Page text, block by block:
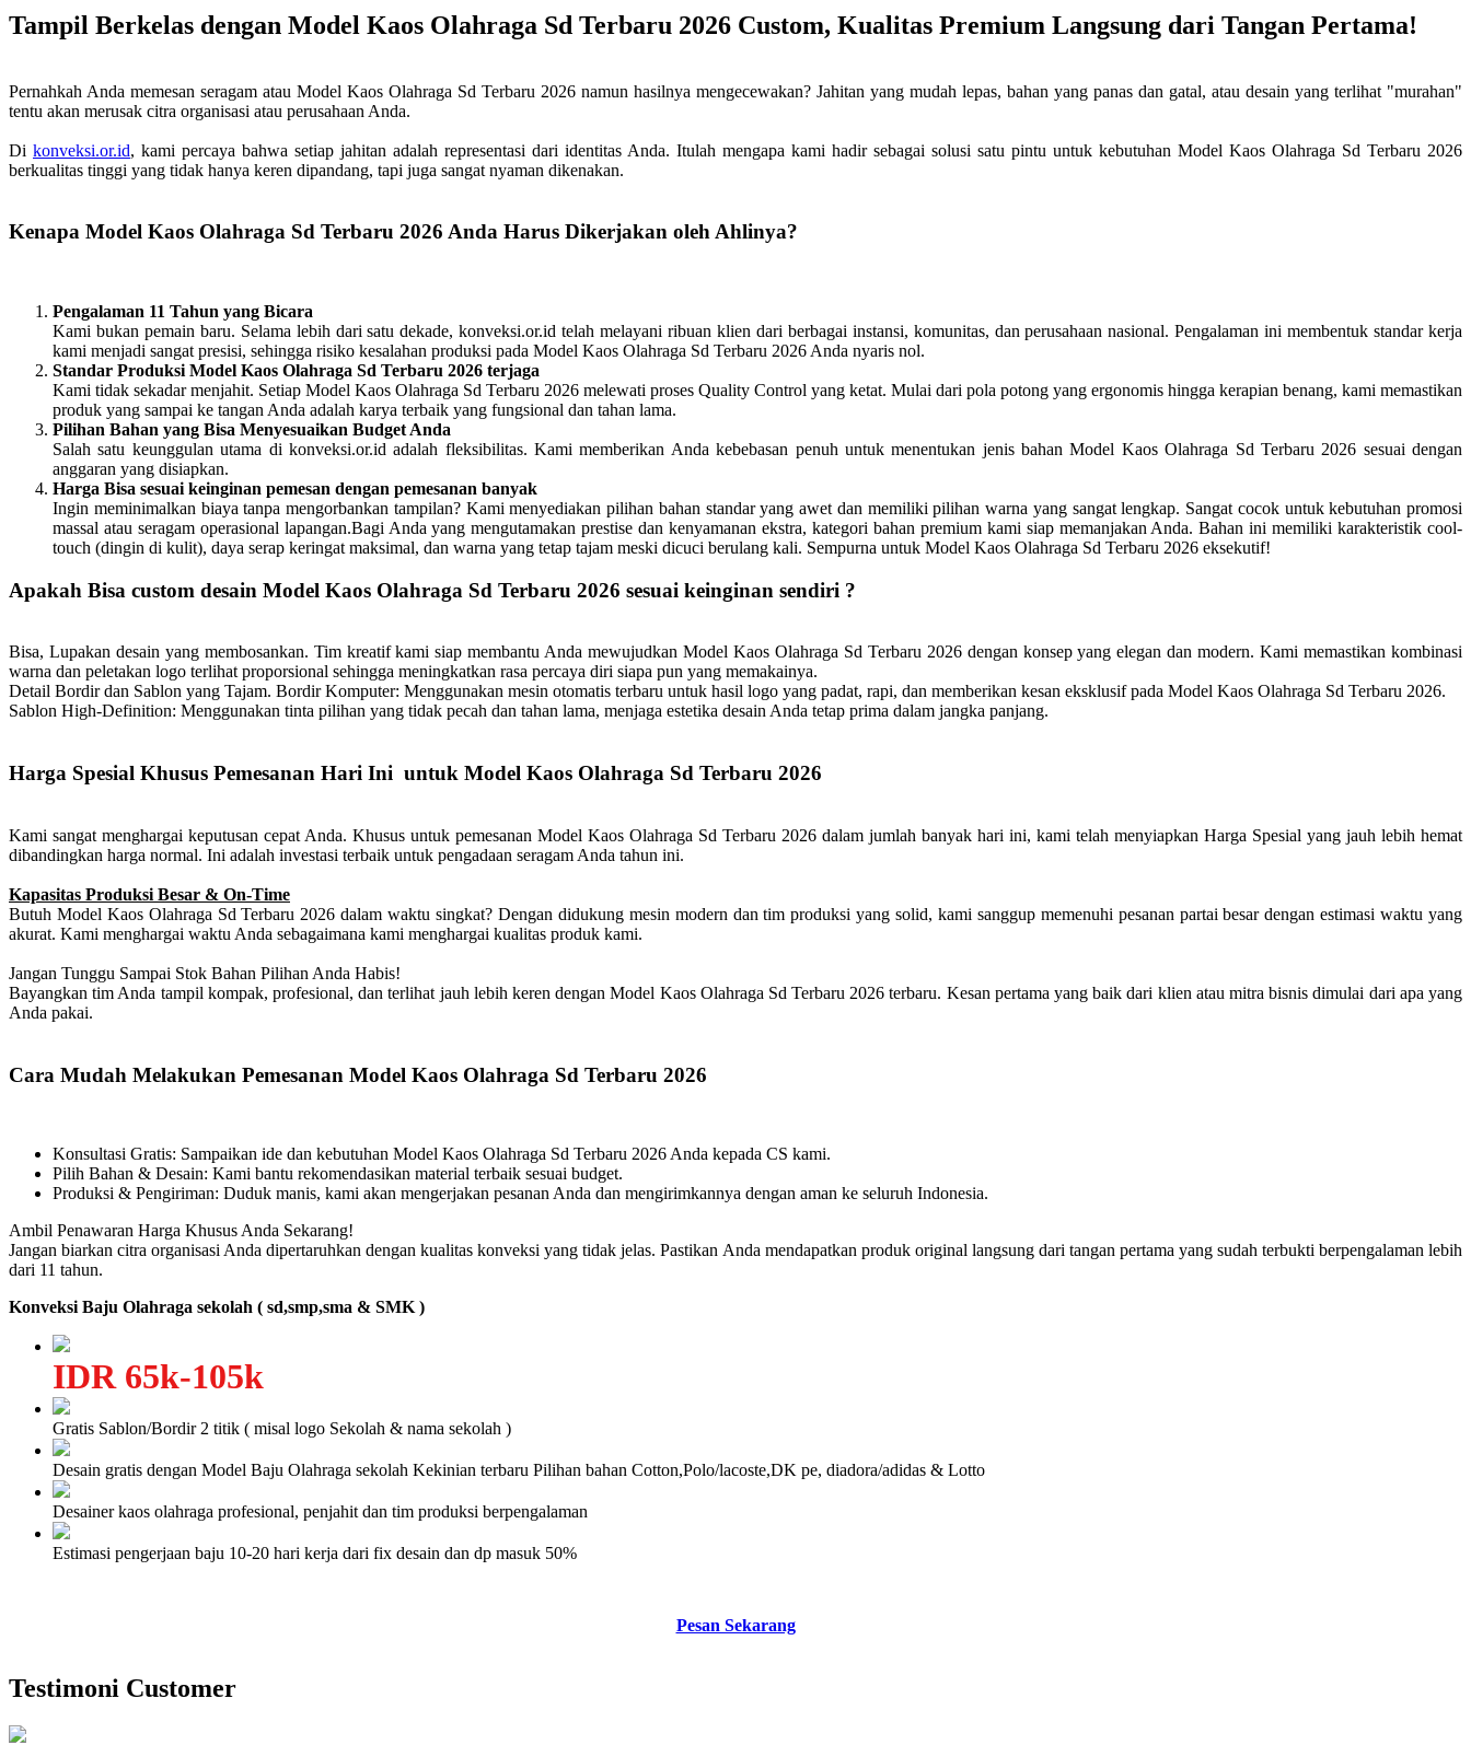
Tampil Berkelas dengan Model Kaos Olahraga Sd Terbaru 2026 Custom, Kualitas Premium Langsung dari Tangan Pertama!
Pernahkah Anda memesan seragam atau Model Kaos Olahraga Sd Terbaru 2026 namun hasilnya mengecewakan? Jahitan yang mudah lepas, bahan yang panas dan gatal, atau desain yang terlihat "murahan"
tentu akan merusak citra organisasi atau perusahaan Anda.
Di konveksi.or.id, kami percaya bahwa setiap jahitan adalah representasi dari identitas Anda. Itulah mengapa kami hadir sebagai solusi satu pintu untuk kebutuhan Model Kaos Olahraga Sd Terbaru 2026
berkualitas tinggi yang tidak hanya keren dipandang, tapi juga sangat nyaman dikenakan.
Kenapa Model Kaos Olahraga Sd Terbaru 2026 Anda Harus Dikerjakan oleh Ahlinya?
Pengalaman 11 Tahun yang Bicara
Kami bukan pemain baru. Selama lebih dari satu dekade, konveksi.or.id telah melayani ribuan klien dari berbagai instansi, komunitas, dan perusahaan nasional. Pengalaman ini membentuk standar kerja
kami menjadi sangat presisi, sehingga risiko kesalahan produksi pada Model Kaos Olahraga Sd Terbaru 2026 Anda nyaris nol.
Standar Produksi Model Kaos Olahraga Sd Terbaru 2026 terjaga
Kami tidak sekadar menjahit. Setiap Model Kaos Olahraga Sd Terbaru 2026 melewati proses Quality Control yang ketat. Mulai dari pola potong yang ergonomis hingga kerapian benang, kami memastikan
produk yang sampai ke tangan Anda adalah karya terbaik yang fungsional dan tahan lama.
Pilihan Bahan yang Bisa Menyesuaikan Budget Anda
Salah satu keunggulan utama di konveksi.or.id adalah fleksibilitas. Kami memberikan Anda kebebasan penuh untuk menentukan jenis bahan Model Kaos Olahraga Sd Terbaru 2026 sesuai dengan
anggaran yang disiapkan.
Harga Bisa sesuai keinginan pemesan dengan pemesanan banyak
Ingin meminimalkan biaya tanpa mengorbankan tampilan? Kami menyediakan pilihan bahan standar yang awet dan memiliki pilihan warna yang sangat lengkap. Sangat cocok untuk kebutuhan promosi
massal atau seragam operasional lapangan.Bagi Anda yang mengutamakan prestise dan kenyamanan ekstra, kategori bahan premium kami siap memanjakan Anda. Bahan ini memiliki karakteristik cool-
touch (dingin di kulit), daya serap keringat maksimal, dan warna yang tetap tajam meski dicuci berulang kali. Sempurna untuk Model Kaos Olahraga Sd Terbaru 2026 eksekutif!
Apakah Bisa custom desain Model Kaos Olahraga Sd Terbaru 2026 sesuai keinginan sendiri ?
Bisa, Lupakan desain yang membosankan. Tim kreatif kami siap membantu Anda mewujudkan Model Kaos Olahraga Sd Terbaru 2026 dengan konsep yang elegan dan modern. Kami memastikan kombinasi
warna dan peletakan logo terlihat proporsional sehingga meningkatkan rasa percaya diri siapa pun yang memakainya.
Detail Bordir dan Sablon yang Tajam. Bordir Komputer: Menggunakan mesin otomatis terbaru untuk hasil logo yang padat, rapi, dan memberikan kesan eksklusif pada Model Kaos Olahraga Sd Terbaru 2026.
Sablon High-Definition: Menggunakan tinta pilihan yang tidak pecah dan tahan lama, menjaga estetika desain Anda tetap prima dalam jangka panjang.
Harga Spesial Khusus Pemesanan Hari Ini untuk Model Kaos Olahraga Sd Terbaru 2026
Kami sangat menghargai keputusan cepat Anda. Khusus untuk pemesanan Model Kaos Olahraga Sd Terbaru 2026 dalam jumlah banyak hari ini, kami telah menyiapkan Harga Spesial yang jauh lebih hemat
dibandingkan harga normal. Ini adalah investasi terbaik untuk pengadaan seragam Anda tahun ini.
Kapasitas Produksi Besar & On-Time
Butuh Model Kaos Olahraga Sd Terbaru 2026 dalam waktu singkat? Dengan didukung mesin modern dan tim produksi yang solid, kami sanggup memenuhi pesanan partai besar dengan estimasi waktu yang
akurat. Kami menghargai waktu Anda sebagaimana kami menghargai kualitas produk kami.
Jangan Tunggu Sampai Stok Bahan Pilihan Anda Habis!
Bayangkan tim Anda tampil kompak, profesional, dan terlihat jauh lebih keren dengan Model Kaos Olahraga Sd Terbaru 2026 terbaru. Kesan pertama yang baik dari klien atau mitra bisnis dimulai dari apa yang
Anda pakai.
Cara Mudah Melakukan Pemesanan Model Kaos Olahraga Sd Terbaru 2026
Konsultasi Gratis: Sampaikan ide dan kebutuhan Model Kaos Olahraga Sd Terbaru 2026 Anda kepada CS kami.
Pilih Bahan & Desain: Kami bantu rekomendasikan material terbaik sesuai budget.
Produksi & Pengiriman: Duduk manis, kami akan mengerjakan pesanan Anda dan mengirimkannya dengan aman ke seluruh Indonesia.
Ambil Penawaran Harga Khusus Anda Sekarang!
Jangan biarkan citra organisasi Anda dipertaruhkan dengan kualitas konveksi yang tidak jelas. Pastikan Anda mendapatkan produk original langsung dari tangan pertama yang sudah terbukti berpengalaman lebih
dari 11 tahun.
Konveksi Baju Olahraga sekolah ( sd,smp,sma & SMK )
IDR 65k-105k
Gratis Sablon/Bordir 2 titik ( misal logo Sekolah & nama sekolah )
Desain gratis dengan Model Baju Olahraga sekolah Kekinian terbaru Pilihan bahan Cotton,Polo/lacoste,DK pe, diadora/adidas & Lotto
Desainer kaos olahraga profesional, penjahit dan tim produksi berpengalaman
Estimasi pengerjaan baju 10-20 hari kerja dari fix desain dan dp masuk 50%
Pesan Sekarang
Testimoni Customer